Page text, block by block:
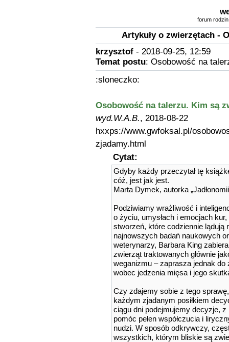
forum
Artykuły o zwierzętach -
krzysztof- 2018-09-25, 12:59
Temat postu: Osobowość na
:sloneczko:
Osobowość na talerzu. Kim są
wyd.W.A.B., 2018-08-22
hxxps://www.gwfoksal.pl/
zjadamy.html
Cytat:
Gdyby każdy przeczytał tę
cóż, jest jak jest.
Marta Dymek, autorka
Podziwiamy wrażliwość i
o życiu, umysłach i emocjach
stworzeń, które codziennie
najnowszych badań naukowych
weterynarzy, Barbara King
zwierząt traktowanych głównie
weganizmu – zaprasza jednak do
wobec jedzenia mięsa i jego
Czy zdajemy sobie z tego
każdym zjadanym posiłkiem
ciągu dni podejmujemy decyzje,
pomóc pełen współczucia i
nudzi. W sposób odkrywczy,
wszystkich, którym bliskie są